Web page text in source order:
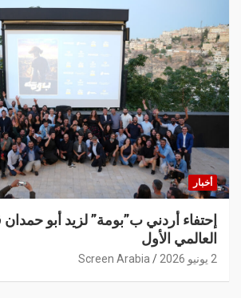
أخبار
إحتفاء أردني ب”بومة” لزيد أبو
العالمي الأول
2 يونيو 2026 Screen Arabia